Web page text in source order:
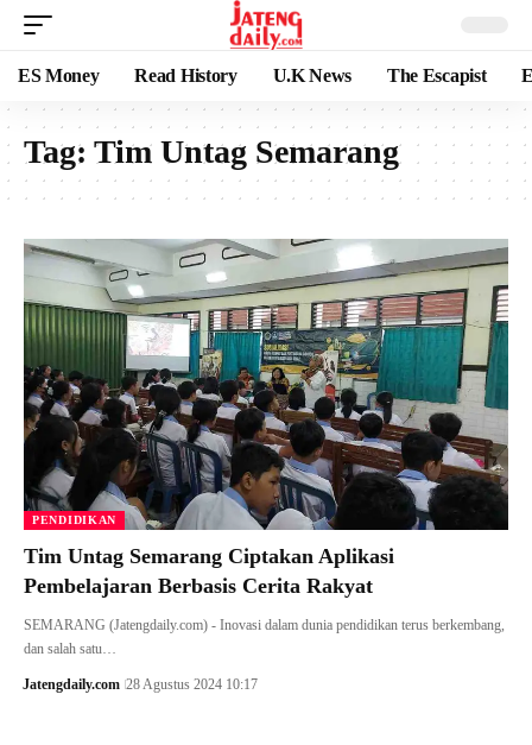
ES Money Read History U.K News The Escapist
Tag: Tim Untag Semarang
PENDIDIKAN
Tim Untag Semarang Ciptakan Aplikasi
Pembelajaran Berbasis Cerita Rakyat
SEMARANG (Jatengdaily.com) - Inovasi dalam dunia pendidikan terus berkembang,
dan salah satu…
Jatengdaily.com 28 Agustus 2024 10:17